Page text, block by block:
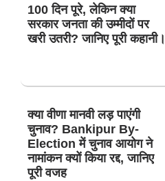
100 दिन पूरे, लेकिन क्या
सरकार जनता की उम्मीदों पर
खरी उतरी? जानिए पूरी कहानी।
क्या वीणा मानवी लड़ पाएंगी
चुनाव? Bankipur By-
Election में चुनाव आयोग ने
नामांकन क्यों किया रद्द, जानिए
पूरी वजह